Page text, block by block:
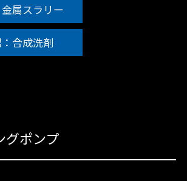
属スラリー
合成洗剤
グポンプ